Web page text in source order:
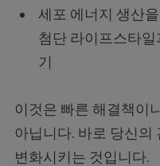
세포 에너지 생산
첨단 라이프스타
기
이것은 빠른 해결책이
아닙니다. 바로 당신의
변화시키는 것입니다.